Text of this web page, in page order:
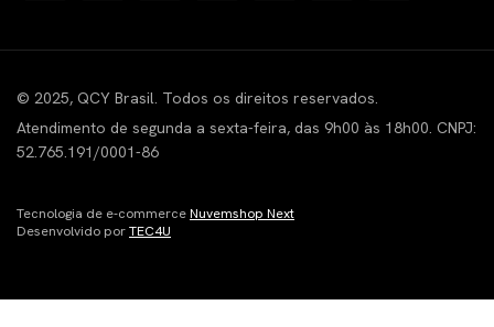
© 2025, QCY Brasil. Todos os direitos reservados.
Atendimento de segunda a sexta-feira, das 9h00 às 18h00. CNPJ:
52.765.191/0001-86
Tecnologia de e-commerceNuvemshop Next
Desenvolvido porTEC4U